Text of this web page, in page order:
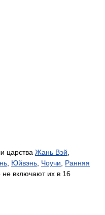
царства Жань Вэй,
, Юйвэнь, Чоучи, Ранняя
не включают их в 16